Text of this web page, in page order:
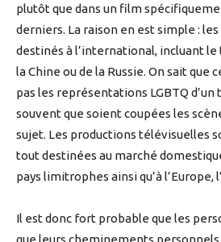
plutôt que dans un film
derniers. La raison en est simple :
destinés à l’international, incluant
la Chine ou de la Russie. On sait que
pas les représentations LGBTQ
souvent que soient coupées les
sujet. Les productions télévisuelles
tout destinées au marché
pays limitrophes ainsi qu’à l’Europe,
Il est donc fort probable que les